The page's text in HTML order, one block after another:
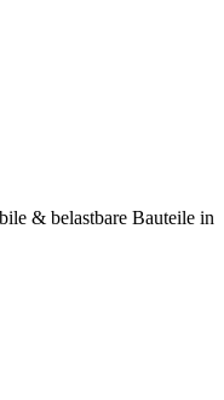
& belastbare Bauteile in